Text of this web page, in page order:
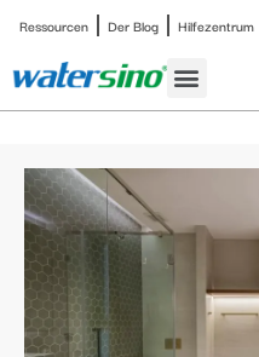
Ressourcen Der Blog Hilfezentrum